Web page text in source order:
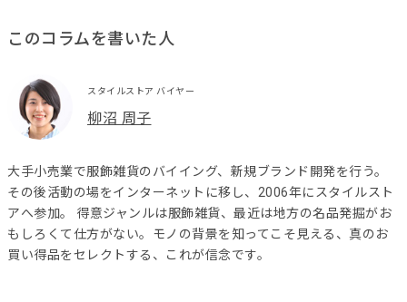
このコラムを書いた人
スタイルストア バイヤー
柳沼 周子
大手小売業で服飾雑貨のバイイング、新規ブランド開発を行う。
その後活動の場をインターネットに移し、2006年にスタイルスト
アへ参加。 得意ジャンルは服飾雑貨、最近は地方の名品発掘がお
もしろくて仕方がない。モノの背景を知ってこそ見える、真のお
買い得品をセレクトする、これが信念です。